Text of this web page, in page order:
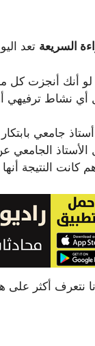
السريعة تعد
لو أنك أنجزت كل
أي نشاط ترفيهي
الأستاذ الجامعي
كانت النتيجة
نتعرف أكثر على